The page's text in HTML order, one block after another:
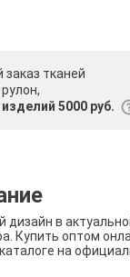
тканей
5000 руб.
дизайн в
Купить оптом
на